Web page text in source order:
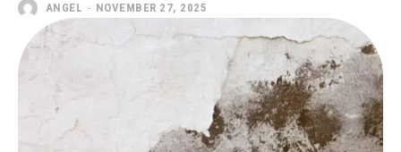
ANGEL - NOVEMBER 27, 2025